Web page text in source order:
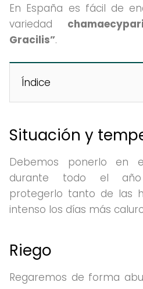
En España es fácil de
variedad
Gracilis”.
Índice
Situación y
Debemos ponerlo en
durante todo el año
protegerlo tanto de las
intenso los días más
Riego
Regaremos de forma